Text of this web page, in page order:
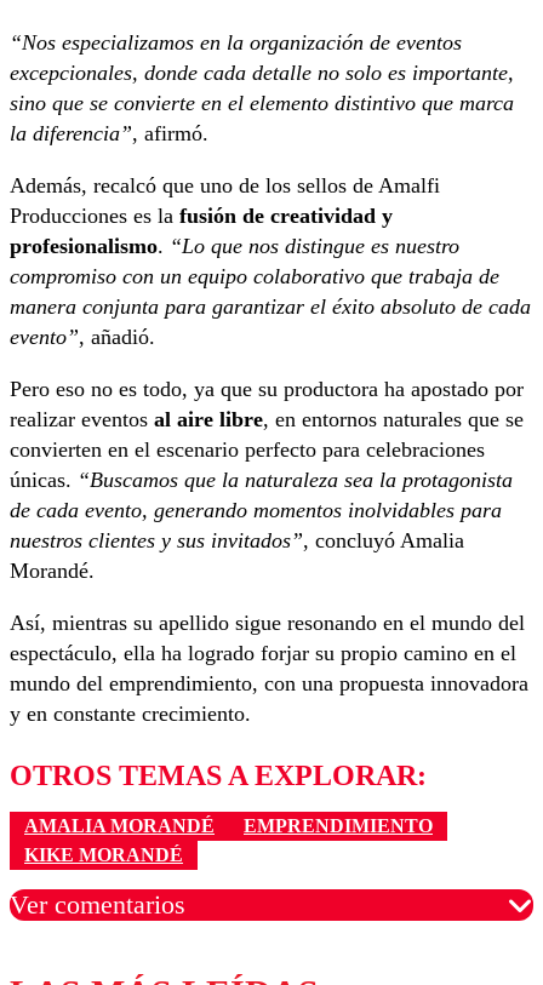
“Nos especializamos en la organización de eventos
excepcionales, donde cada detalle no solo es importante,
sino que se convierte en el elemento distintivo que marca
la diferencia”, afirmó.
Además, recalcó que uno de los sellos de Amalfi
Producciones es la fusión de creatividad y
profesionalismo. “Lo que nos distingue es nuestro
compromiso con un equipo colaborativo que trabaja de
manera conjunta para garantizar el éxito absoluto de cada
evento”, añadió.
Pero eso no es todo, ya que su productora ha apostado por
realizar eventos al aire libre, en entornos naturales que se
convierten en el escenario perfecto para celebraciones
únicas. “Buscamos que la naturaleza sea la protagonista
de cada evento, generando momentos inolvidables para
nuestros clientes y sus invitados”, concluyó Amalia
Morandé.
Así, mientras su apellido sigue resonando en el mundo del
espectáculo, ella ha logrado forjar su propio camino en el
mundo del emprendimiento, con una propuesta innovadora
y en constante crecimiento.
OTROS TEMAS A EXPLORAR:
AMALIA MORANDÉ
EMPRENDIMIENTO
KIKE MORANDÉ
Ver comentarios